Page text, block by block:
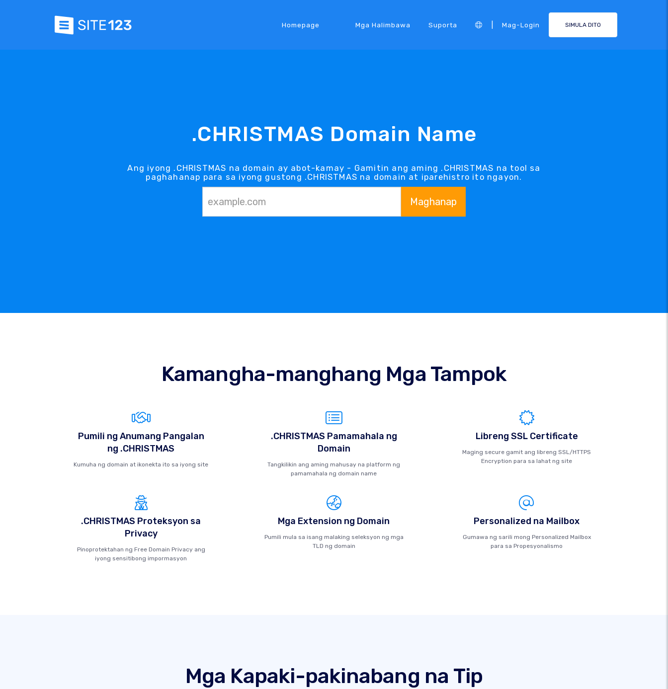
Homepage Mga Halimbawa Suporta Mag-Login SIMULA DITO
.CHRISTMAS Domain Name
Ang iyong .CHRISTMAS na domain ay abot-kamay - Gamitin ang aming .CHRISTMAS na tool sa
paghahanap para sa iyong gustong .CHRISTMAS na domain at iparehistro ito ngayon.
Maghanap
Kamangha-manghang Mga Tampok
Pumili ng Anumang Pangalan
ng .CHRISTMAS
Kumuha ng domain at ikonekta ito sa iyong site
.CHRISTMAS Pamamahala ng
Domain
Tangkilikin ang aming mahusay na platform ng
pamamahala ng domain name
Libreng SSL Certificate
Maging secure gamit ang libreng SSL/HTTPS
Encryption para sa lahat ng site
.CHRISTMAS Proteksyon sa
Privacy
Pinoprotektahan ng Free Domain Privacy ang
iyong sensitibong impormasyon
Mga Extension ng Domain
Pumili mula sa isang malaking seleksyon ng mga
TLD ng domain
Personalized na Mailbox
Gumawa ng sarili mong Personalized Mailbox
para sa Propesyonalismo
Mga Kapaki-pakinabang na Tip